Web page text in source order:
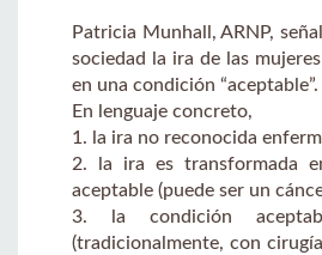
Patricia Munhall, ARNP,
sociedad la ira de las
en una condición “aceptable”.
En lenguaje concreto,
1. la ira no reconocida
2. la ira es transformada
aceptable (puede ser un
3. la condición
(tradicionalmente, con